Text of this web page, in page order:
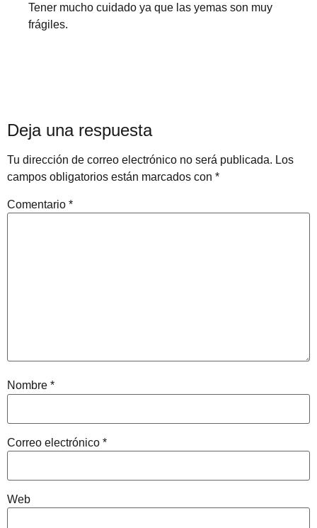
Tener mucho cuidado ya que las yemas son muy
frágiles.
Deja una respuesta
Tu dirección de correo electrónico no será publicada. Los
campos obligatorios están marcados con *
Comentario *
Nombre *
Correo electrónico *
Web